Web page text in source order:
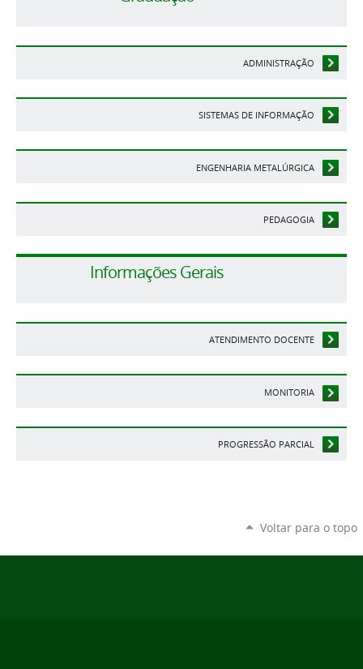
ADMINISTRAÇÃO
SISTEMAS DE INFORMAÇÃO
ENGENHARIA METALÚRGICA
PEDAGOGIA
Informações Gerais
ATENDIMENTO DOCENTE
MONITORIA
PROGRESSÃO PARCIAL
Voltar para o topo